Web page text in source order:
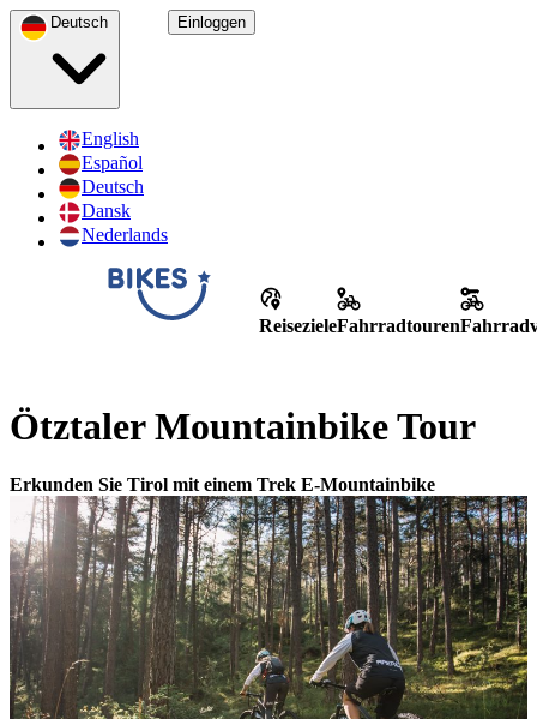
English
Español
Deutsch
Dansk
Nederlands
Einloggen
ReisezieleFahrradtouren
Ötztaler Mountainbike Tour
Erkunden Sie Tirol mit einem Trek E-Mountainbike